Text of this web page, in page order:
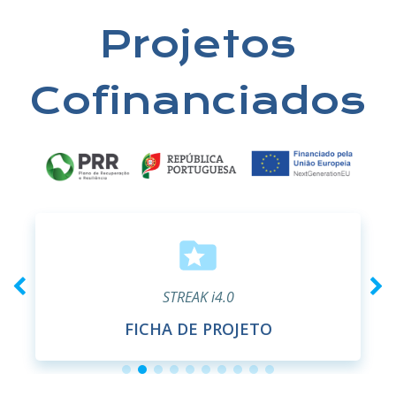
Projetos
Cofinanciados
STREAK i4.0
FICHA DE PROJETO